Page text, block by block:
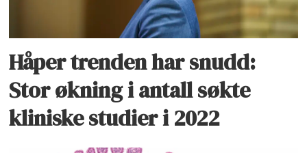
Håper trenden har snudd:
Stor økning i antall søkte
kliniske studier i 2022